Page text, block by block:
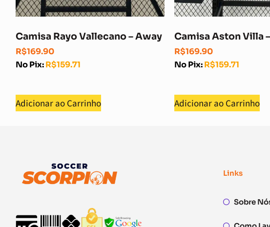
Camisa Rayo Vallecano – Away
R$169.90
No Pix:R$159.71
Adicionar ao Carrinho
Camisa Aston Villa
R$169.90
No Pix:R$159.71
Adicionar ao Carrinho
Links
Sobre